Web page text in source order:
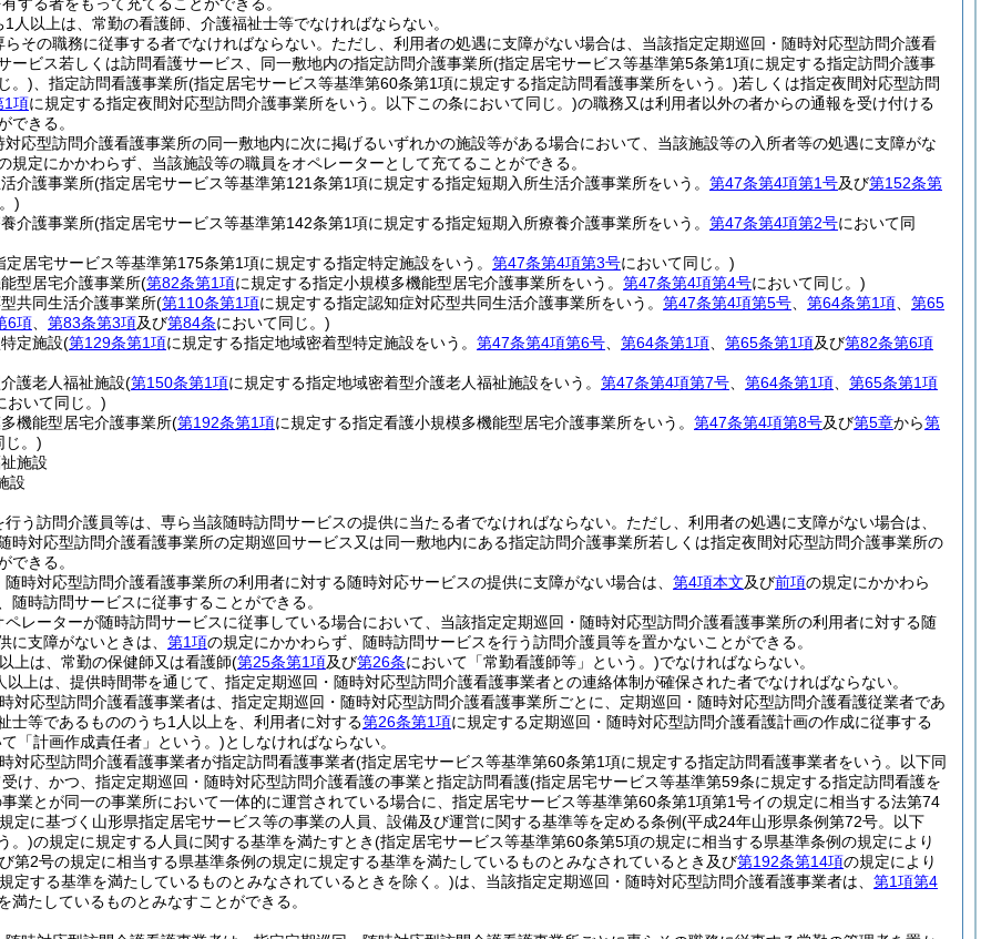
人以上は、常勤の看護師、介護福祉士等でなければならない。
その職務に従事する者でなければならない。 ただし、利用者の処遇に支障がない場合は、当該指定定期巡回・随時対応型訪問介護看
ービス若しくは訪問看護サービス、同一敷地内の指定訪問介護事業所(指定居宅サービス等基準第5条第1項に規定する指定訪問介護事
。) 、指定訪問看護事業所(指定居宅サービス等基準第60条第1項に規定する指定訪問看護事業所をいう。)若しくは指定夜間対応型訪問
1項に規定する指定夜間対応型訪問介護事業所をいう。以下この条において同じ。)の職務又は利用者以外の者からの通報を受け付ける
できる。
応型訪問介護看護事業所の同一敷地内に次に掲げるいずれかの施設等がある場合において、当該施設等の入所者等の処遇に支障がな
規定にかかわらず、当該施設等の職員をオペレーターとして充てることができる。
介護事業所(指定居宅サービス等基準第121条第1項に規定する指定短期入所生活介護事業所をいう。 第47条第4項第1号及び第152条第
)
介護事業所(指定居宅サービス等基準第142条第1項に規定する指定短期入所療養介護事業所をいう。 第47条第4項第2号において同
定居宅サービス等基準第175条第1項に規定する指定特定施設をいう。 第47条第4項第3号において同じ。)
型居宅介護事業所(第82条第1項に規定する指定小規模多機能型居宅介護事業所をいう。 第47条第4項第4号において同じ。)
共同生活介護事業所(第110条第1項に規定する指定認知症対応型共同生活介護事業所をいう。 第47条第4項第5号 第64条第1項
第65
6項 第83条第3項及び第84条において同じ。)
定施設(第129条第1項に規定する指定地域密着型特定施設をいう。 第47条第4項第6号 第64条第1項 第65条第1項及び第82条第6項
護老人福祉施設(第150条第1項に規定する指定地域密着型介護老人福祉施設をいう。 第47条第4項第7号 第64条第1項
第65条第1項
おいて同じ。)
機能型居宅介護事業所(第192条第1項に規定する指定看護小規模多機能型居宅介護事業所をいう。 第47条第4項第8号及び第5章から第
じ。)
施設
設
う訪問介護員等は、専ら当該随時訪問サービスの提供に当たる者でなければならない。 ただし、利用者の処遇に支障がない場合は、
時対応型訪問介護看護事業所の定期巡回サービス又は同一敷地内にある指定訪問介護事業所若しくは指定夜間対応型訪問介護事業所の
できる。
時対応型訪問介護看護事業所の利用者に対する随時対応サービスの提供に支障がない場合は、 第4項本文及び前項の規定にかかわら
随時訪問サービスに従事することができる。
ペレーターが随時訪問サービスに従事している場合において、当該指定定期巡回・随時対応型訪問介護看護事業所の利用者に対する随
に支障がないときは、 第1項の規定にかかわらず、随時訪問サービスを行う訪問介護員等を置かないことができる。
上は、常勤の保健師又は看護師(第25条第1項及び第26条において「常勤看護師等」という。)でなければならない。
以上は、提供時間帯を通じて、指定定期巡回・随時対応型訪問介護看護事業者との連絡体制が確保された者でなければならない。
対応型訪問介護看護事業者は、指定定期巡回・随時対応型訪問介護看護事業所ごとに、定期巡回・随時対応型訪問介護看護従業者であ
士等であるもののうち1人以上を、利用者に対する第26条第1項に規定する定期巡回・随時対応型訪問介護看護計画の作成に従事する
「計画作成責任者」という。)としなければならない。
対応型訪問介護看護事業者が指定訪問看護事業者(指定居宅サービス等基準第60条第1項に規定する指定訪問看護事業者をいう。以下同
け、かつ、指定定期巡回・随時対応型訪問介護看護の事業と指定訪問看護(指定居宅サービス等基準第59条に規定する指定訪問看護を
業とが同一の事業所において一体的に運営されている場合に、指定居宅サービス等基準第60条第1項第1号イの規定に相当する法第74
定に基づく山形県指定居宅サービス等の事業の人員、設備及び運営に関する基準等を定める条例(平成24年山形県条例第72号。以下
。)の規定に規定する人員に関する基準を満たすとき(指定居宅サービス等基準第60条第5項の規定に相当する県基準条例の規定により
第2号の規定に相当する県基準条例の規定に規定する基準を満たしているものとみなされているとき及び第192条第14項の規定により
定する基準を満たしているものとみなされているときを除く。)は、当該指定定期巡回・随時対応型訪問介護看護事業者は、 第1項第4
満たしているものとみなすことができる。